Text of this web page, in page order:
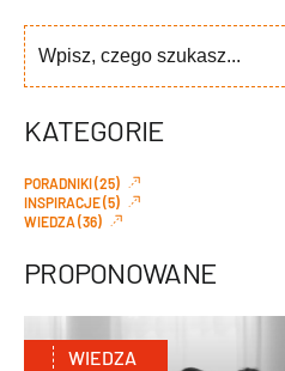
KATEGORIE
PORADNIKI (25)
INSPIRACJE (5)
WIEDZA (36)
PROPONOWANE
WIEDZA